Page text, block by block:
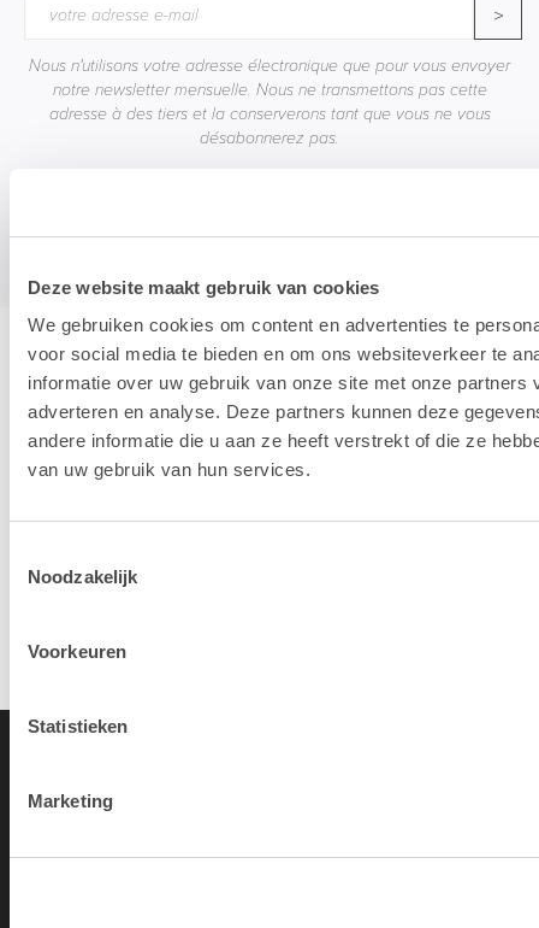
Deze website maakt gebruik van cookies
We gebruiken cookies om content en advertenties te
voor social media te bieden en om ons websiteverkeer te
informatie over uw gebruik van onze site met onze partners
adverteren en analyse. Deze partners kunnen deze
andere informatie die u aan ze heeft verstrekt of die ze
van uw gebruik van hun services.
Noodzakelijk
Voorkeuren
Statistieken
Marketing
>
Nous n'utilisons votre adresse électronique que pour vous envoyer
notre newsletter mensuelle. Nous ne transmettons pas cette
adresse à des tiers et la conserverons tant que vous ne vous
désabonnerez pas.
Hotline & remote support
Installation & configuration